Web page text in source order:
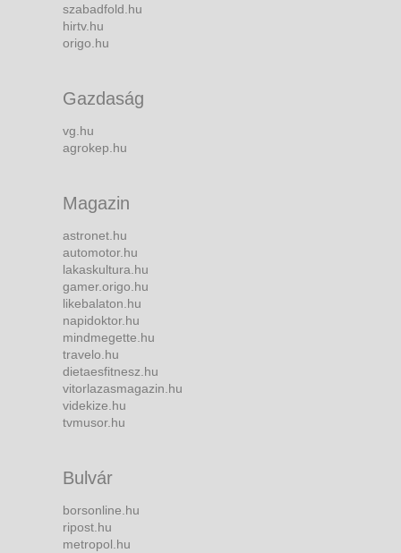
szabadfold.hu
hirtv.hu
origo.hu
Gazdaság
vg.hu
agrokep.hu
Magazin
astronet.hu
automotor.hu
lakaskultura.hu
gamer.origo.hu
likebalaton.hu
napidoktor.hu
mindmegette.hu
travelo.hu
dietaesfitnesz.hu
vitorlazasmagazin.hu
videkize.hu
tvmusor.hu
Bulvár
borsonline.hu
ripost.hu
metropol.hu